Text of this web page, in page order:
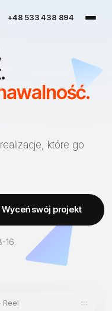
które go
Wyceń swój projekt
16.
+48 533 438 894